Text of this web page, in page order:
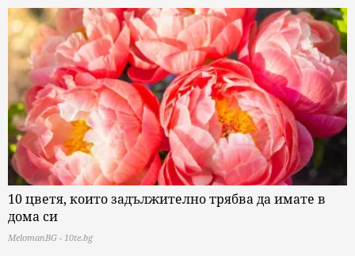
10 цветя, които задължително трябва да имате в
дома си
MelomanBG - 10te.bg